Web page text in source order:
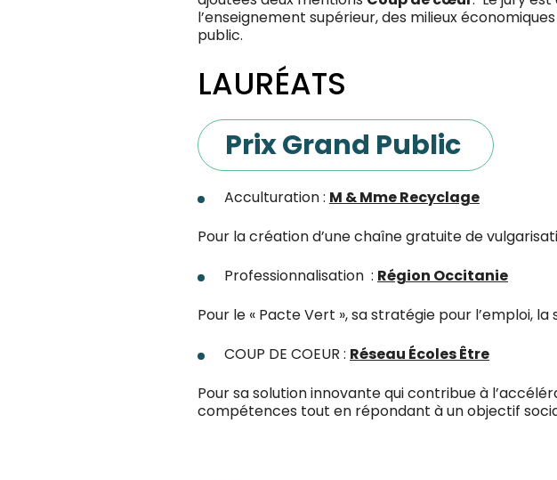
l’enseignement supérieur, des milieux
public.
LAURÉATS
Prix Grand Public
Acculturation : M & Mme Recyclage
Pour la création d’une chaîne gratuite de
Professionnalisation : Région Occitanie
Pour le « Pacte Vert », sa stratégie pour l’emploi,
COUP DE COEUR : Réseau Écoles Être
Pour sa solution innovante qui contribue à
compétences tout en répondant à un objectif